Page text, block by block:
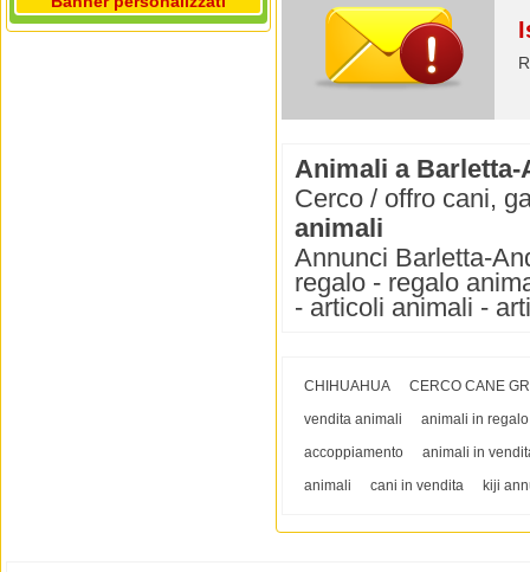
Animali a Barletta-
Cerco / offro cani,
animali
Annunci Barletta-
regalo - regalo
- articoli animali -
CHIHUAHUA
CERCO CANE
vendita animali
animali in regalo
accoppiamento
animali in
animali
cani in vendita kiji